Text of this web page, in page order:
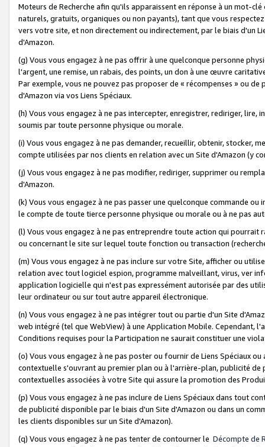
Moteurs de Recherche afin qu'ils apparaissent en réponse à un mot-
naturels, gratuits, organiques ou non payants), tant que vous
vers votre site, et non directement ou indirectement, par le biais d'un
d'Amazon.
(g) Vous vous engagez à ne pas offrir à une quelconque personne
l'argent, une remise, un rabais, des points, un don à une œuvre
Par exemple, vous ne pouvez pas proposer de « récompenses » ou
d'Amazon via vos Liens Spéciaux.
(h) Vous vous engagez à ne pas intercepter, enregistrer, rediriger,
soumis par toute personne physique ou morale.
(i) Vous vous engagez à ne pas demander, recueillir, obtenir, stocker,
compte utilisées par nos clients en relation avec un Site d'Amazon (y
(j) Vous vous engagez à ne pas modifier, rediriger, supprimer ou
d'Amazon.
(k) Vous vous engagez à ne pas passer une quelconque commande
le compte de toute tierce personne physique ou morale ou à ne pas
(l) Vous vous engagez à ne pas entreprendre toute action qui
ou concernant le site sur lequel toute fonction ou transaction
(m) Vous vous engagez à ne pas inclure sur votre Site, afficher ou
relation avec tout logiciel espion, programme malveillant, virus, ver
application logicielle qui n'est pas expressément autorisée par des
leur ordinateur ou sur tout autre appareil électronique.
(n) Vous vous engagez à ne pas intégrer tout ou partie d'un Site
web intégré (tel que WebView) à une Application Mobile. Cependant,
Conditions requises pour la Participation ne saurait constituer une
(o) Vous vous engagez à ne pas poster ou fournir de Liens Spéciaux
contextuelle s'ouvrant au premier plan ou à l'arrière-plan, publicité
contextuelles associées à votre Site qui assure la promotion des
(p) Vous vous engagez à ne pas inclure de Liens Spéciaux dans tout
de publicité disponible par le biais d'un Site d'Amazon ou dans un
les clients disponibles sur un Site d'Amazon).
(q) Vous vous engagez à ne pas tenter de contourner le Décompte de